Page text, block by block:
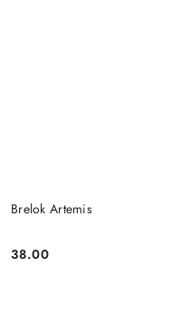
Brelok Artemis
Cena:
38.00